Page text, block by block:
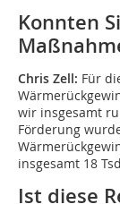
Konnten
Chris Zell: Für
wir insgesamt
Förderung
insgesamt 18
Ist diese